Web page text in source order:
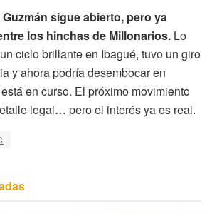
sigue abierto, pero ya
los hinchas de Millonarios. Lo
ciclo brillante en Ibagué, tuvo un giro
y ahora podría desembocar en
en curso. El próximo movimiento
legal… pero el interés ya es real.